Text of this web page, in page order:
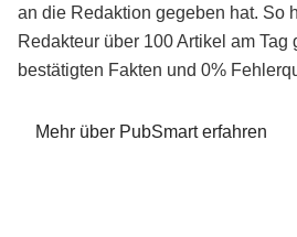
an die Redaktion gegeben hat. So
Redakteur über 100 Artikel am Tag
bestätigten Fakten und 0%
Mehr über PubSmart erfahren